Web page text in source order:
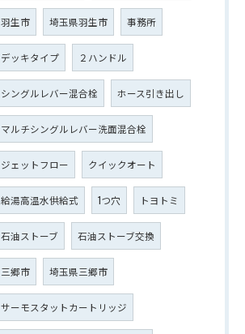
羽生市 埼玉県羽生市 事務所
デッキタイプ ２ハンドル
シングルレバー混合栓 ホース引き出し
マルチシングルレバー洗面混合栓
ジェットフロー クイックオート
給湯高温水供給式 1つ穴 トヨトミ
石油ストーブ 石油ストーブ交換
三郷市 埼玉県三郷市
サーモスタットカートリッジ